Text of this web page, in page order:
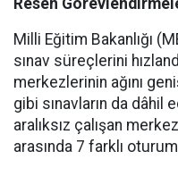
Resen
Milli Eğitim Bakanlığı
sınav süreçlerini
merkezlerinin ağını
gibi sınavların da dâhil
aralıksız çalışan
arasında 7 farklı